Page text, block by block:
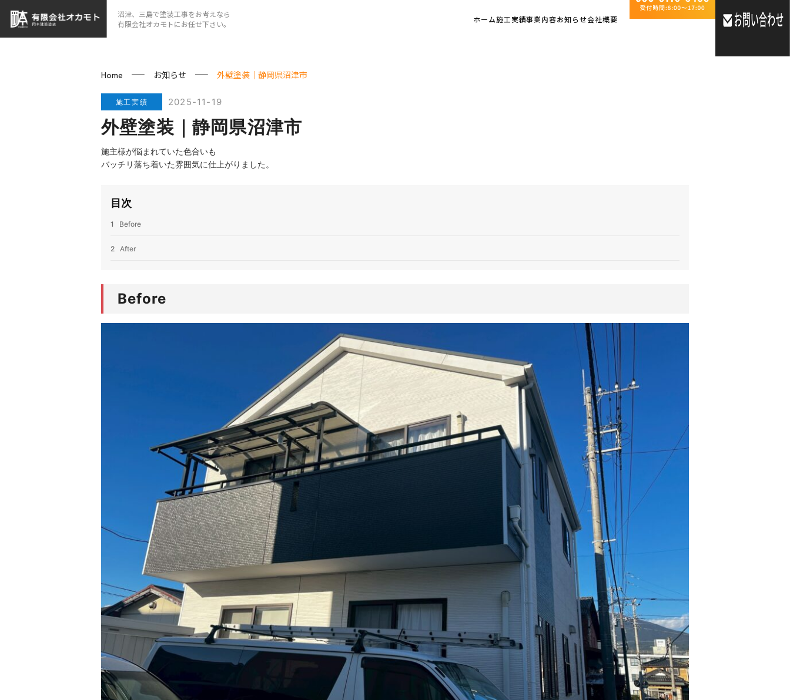
沼津、三島で塗装工事をお考えなら
有限会社オカモトにお任せ下さい。
ホーム施工実績事業内容お知らせ会社概要
Home お知らせ 外壁塗装｜静岡県沼津市
施工実績 2025-11-19
外壁塗装｜静岡県沼津市
施主様が悩まれていた色合いも
バッチリ落ち着いた雰囲気に仕上がりました。
目次
1 Before
2 After
Before